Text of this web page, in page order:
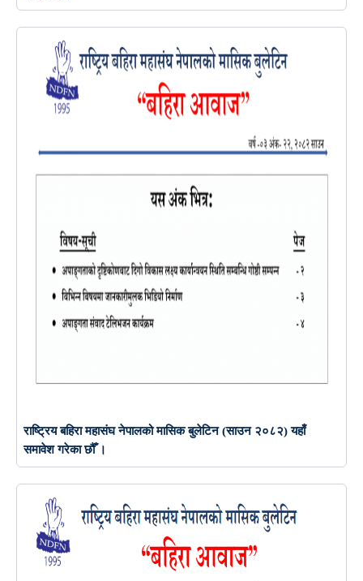
राष्ट्रिय बहिरा महासंघ नेपालको मासिक बुलेटिन (साउन २०८२) यहाँ
समावेश गरेका छौँ ।